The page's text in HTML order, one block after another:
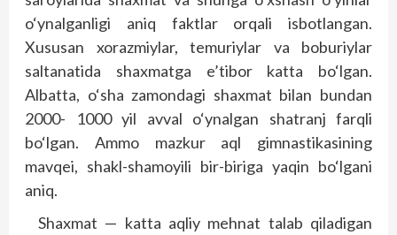
o‘ynalganligi aniq faktlar orqali isbotlangan.
Xususan xorazmiylar, temuriylar va boburiylar
saltanatida shaxmatga e’tibor katta bo‘lgan.
Albatta, o‘sha zamondagi shaxmat bilan bundan
2000- 1000 yil avval o‘ynalgan shatranj farqli
bo‘lgan. Ammo mazkur aql gimnastikasining
mavqei, shakl-shamo­yili bir-biriga yaqin bo‘lgani
aniq.
Shaxmat — katta aqliy mehnat talab qiladigan